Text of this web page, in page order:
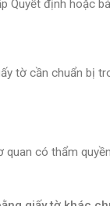
Quyết định hoặc
tờ cần chuẩn bị
có thẩm